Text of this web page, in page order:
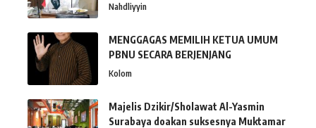
Nahdliyyin
MENGGAGAS MEMILIH KETUA UMUM
PBNU SECARA BERJENJANG
Kolom
Majelis Dzikir/Sholawat Al-Yasmin
Surabaya doakan suksesnya Muktamar